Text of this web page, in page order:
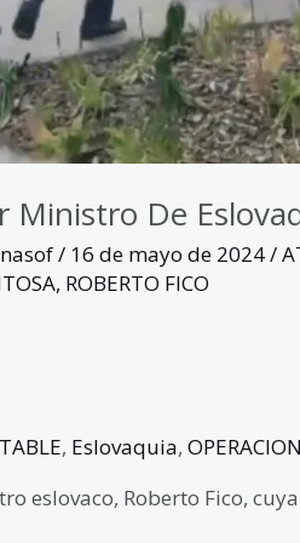
Ministro De
/ 16 de mayo de 2024/
, ROBERTO FICO
, Eslovaquia,
eslovaco, Roberto Fico,